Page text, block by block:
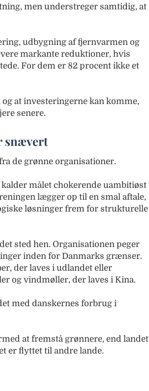
men understreger samtidig, at
udbygning af fjernvarmen og
markante reduktioner, hvis
For dem er 82 procent ikke et
at investeringerne kan komme,
senere.
snævert
de grønne organisationer.
målet chokerende uambitiøst
lægger op til en smal aftale,
løsninger frem for strukturelle
sted hen. Organisationen peger
inden for Danmarks grænser.
der laves i udlandet eller
og vindmøller, der laves i Kina.
med danskernes forbrug i
at fremstå grønnere, end landet
er flyttet til andre lande.